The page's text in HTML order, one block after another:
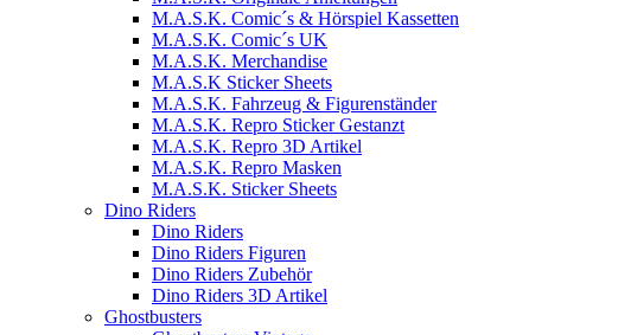
M.A.S.K. Comic´s & Hörspiel Kassetten
M.A.S.K. Comic´s UK
M.A.S.K. Merchandise
M.A.S.K Sticker Sheets
M.A.S.K. Fahrzeug & Figurenständer
M.A.S.K. Repro Sticker Gestanzt
M.A.S.K. Repro 3D Artikel
M.A.S.K. Repro Masken
M.A.S.K. Sticker Sheets
Dino Riders
Dino Riders
Dino Riders Figuren
Dino Riders Zubehör
Dino Riders 3D Artikel
Ghostbusters